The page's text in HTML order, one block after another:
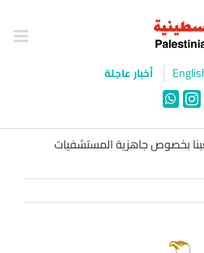
أخبار عاجلة
Instagram
WhatsApp
بخصوص جاهزية المستشفيات